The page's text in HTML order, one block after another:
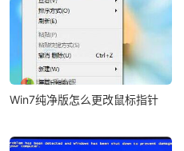
Win7纯净版怎么更改鼠标指针